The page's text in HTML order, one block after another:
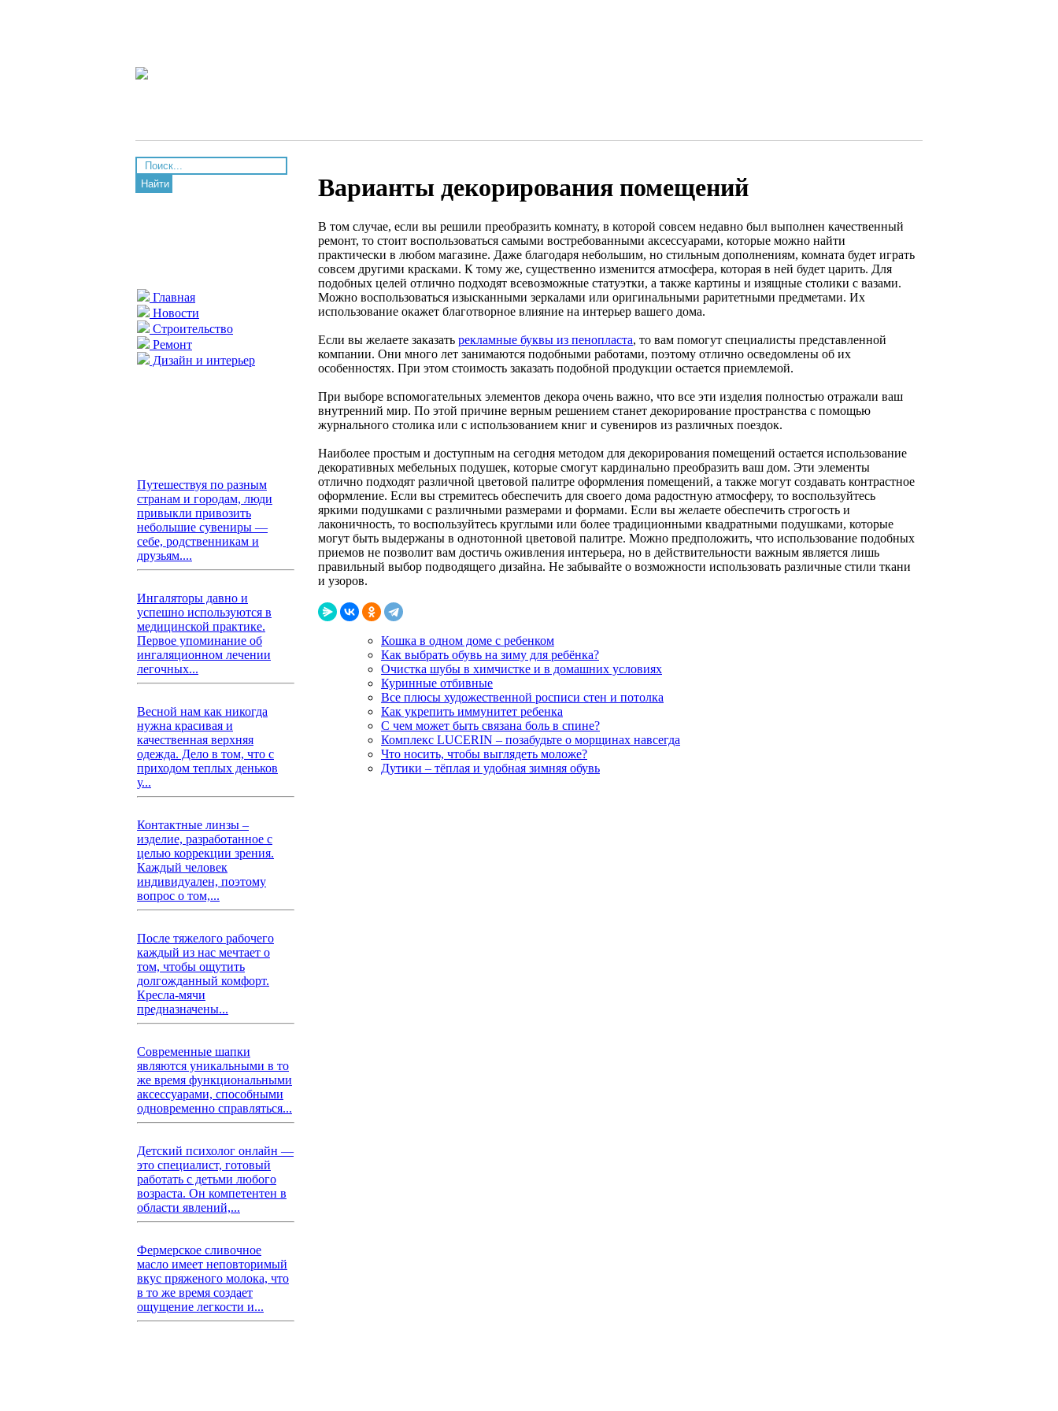
Найти
Главная
Новости
Строительство
Ремонт
Дизайн и интерьер
Путешествуя по разным
странам и городам, люди
привыкли привозить
небольшие сувениры —
себе, родственникам и
друзьям....
Ингаляторы давно и
успешно используются в
медицинской практике.
Первое упоминание об
ингаляционном лечении
легочных...
Весной нам как никогда
нужна красивая и
качественная верхняя
одежда. Дело в том, что с
приходом теплых деньков
у...
Контактные линзы –
изделие, разработанное с
целью коррекции зрения.
Каждый человек
индивидуален, поэтому
вопрос о том,...
После тяжелого рабочего
каждый из нас мечтает о
том, чтобы ощутить
долгожданный комфорт.
Кресла-мячи
предназначены...
Современные шапки
являются уникальными в то
же время функциональными
аксессуарами, способными
одновременно справляться...
Детский психолог онлайн —
это специалист, готовый
работать с детьми любого
возраста. Он компетентен в
области явлений,...
Фермерское сливочное
масло имеет неповторимый
вкус пряженого молока, что
в то же время создает
ощущение легкости и...
Варианты декорирования помещений
В том случае, если вы решили преобразить комнату, в которой совсем недавно был выполнен качественный
ремонт, то стоит воспользоваться самыми востребованными аксессуарами, которые можно найти
практически в любом магазине. Даже благодаря небольшим, но стильным дополнениям, комната будет играть
совсем другими красками. К тому же, существенно изменится атмосфера, которая в ней будет царить. Для
подобных целей отлично подходят всевозможные статуэтки, а также картины и изящные столики с вазами.
Можно воспользоваться изысканными зеркалами или оригинальными раритетными предметами. Их
использование окажет благотворное влияние на интерьер вашего дома.
Если вы желаете заказать рекламные буквы из пенопласта, то вам помогут специалисты представленной
компании. Они много лет занимаются подобными работами, поэтому отлично осведомлены об их
особенностях. При этом стоимость заказать подобной продукции остается приемлемой.
При выборе вспомогательных элементов декора очень важно, что все эти изделия полностью отражали ваш
внутренний мир. По этой причине верным решением станет декорирование пространства с помощью
журнального столика или с использованием книг и сувениров из различных поездок.
Наиболее простым и доступным на сегодня методом для декорирования помещений остается использование
декоративных мебельных подушек, которые смогут кардинально преобразить ваш дом. Эти элементы
отлично подходят различной цветовой палитре оформления помещений, а также могут создавать контрастное
оформление. Если вы стремитесь обеспечить для своего дома радостную атмосферу, то воспользуйтесь
яркими подушками с различными размерами и формами. Если вы желаете обеспечить строгость и
лаконичность, то воспользуйтесь круглыми или более традиционными квадратными подушками, которые
могут быть выдержаны в однотонной цветовой палитре. Можно предположить, что использование подобных
приемов не позволит вам достичь оживления интерьера, но в действительности важным является лишь
правильный выбор подводящего дизайна. Не забывайте о возможности использовать различные стили ткани
и узоров.
Кошка в одном доме с ребенком
Как выбрать обувь на зиму для ребёнка?
Очистка шубы в химчистке и в домашних условиях
Куринные отбивные
Все плюсы художественной росписи стен и потолка
Как укрепить иммунитет ребенка
С чем может быть связана боль в спине?
Комплекс LUCERIN – позабудьте о морщинах навсегда
Что носить, чтобы выглядеть моложе?
Дутики – тёплая и удобная зимняя обувь